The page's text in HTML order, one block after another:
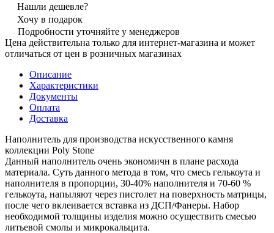
Нашли дешевле?
Хочу в подарок
Подробности уточняйте у менеджеров
Цена действительна только для интернет-магазина и может
отличаться от цен в розничных магазинах
Описание
Характеристики
Документы
Оплата
Доставка
Наполнитель для производства искусственного камня
коллекции Poly Stone
Данный наполнитель очень экономичн в плане расхода
материала. Суть данного метода в том, что смесь гелькоута и
наполнителя в пропорции, 30-40% наполнителя и 70-60 %
гелькоута, напыляют через пистолет на поверхность матрицы,
после чего вклеивается вставка из ДСП/Фанеры. Набор
необходимой толщины изделия можно осуществить смесью
литьевой смолы и микрокальцита.